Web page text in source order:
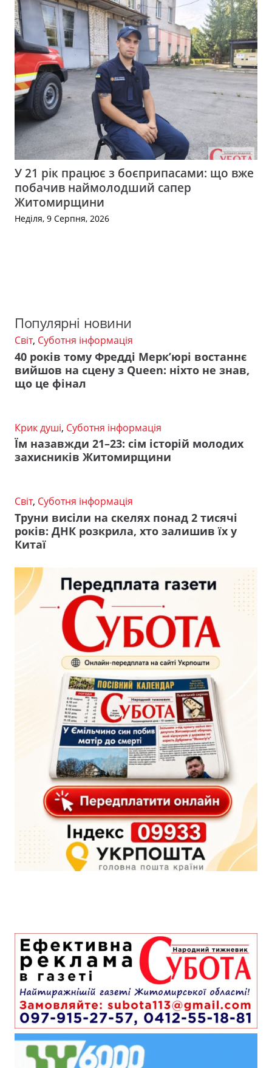
У 21 рік працює з боєприпасами: що вже
побачив наймолодший сапер
Житомирщини
Неділя, 9 Серпня, 2026
Популярні новини
Світ, Суботня інформація
40 років тому Фредді Мерк’юрі востаннє
вийшов на сцену з Queen: ніхто не знав,
що це фінал
Крик душі, Суботня інформація
Їм назавжди 21–23: сім історій молодих
захисників Житомирщини
Світ, Суботня інформація
Труни висіли на скелях понад 2 тисячі
років: ДНК розкрила, хто залишив їх у
Китаї